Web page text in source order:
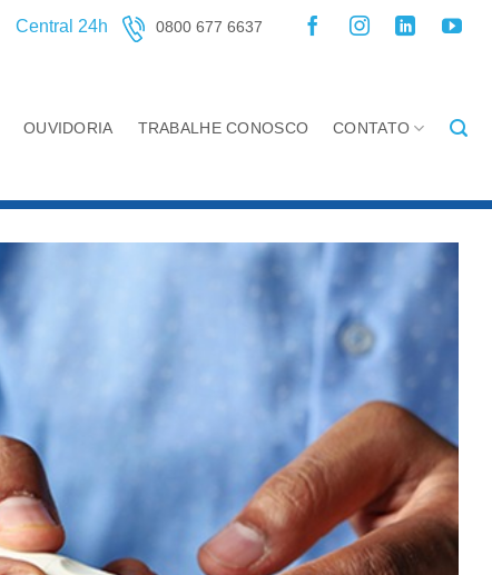
Central 24h 0800 677 6637
OUVIDORIA TRABALHE CONOSCO CONTATO